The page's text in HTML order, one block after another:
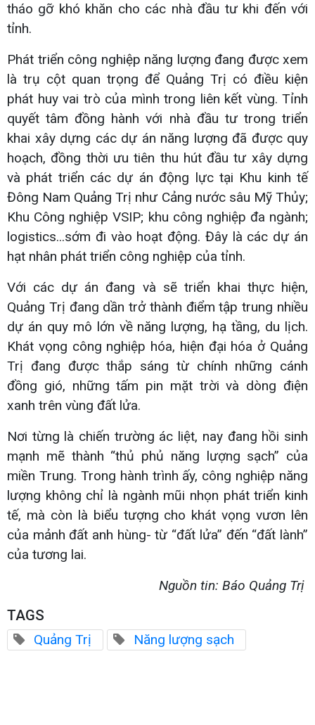
tháo gỡ khó khăn cho các nhà đầu tư khi đến với
tỉnh.
Phát triển công nghiệp năng lượng đang được xem
là trụ cột quan trọng để Quảng Trị có điều kiện
phát huy vai trò của mình trong liên kết vùng. Tỉnh
quyết tâm đồng hành với nhà đầu tư trong triển
khai xây dựng các dự án năng lượng đã được quy
hoạch, đồng thời ưu tiên thu hút đầu tư xây dựng
và phát triển các dự án động lực tại Khu kinh tế
Đông Nam Quảng Trị như Cảng nước sâu Mỹ Thủy;
Khu Công nghiệp VSIP; khu công nghiệp đa ngành;
logistics...sớm đi vào hoạt động. Đây là các dự án
hạt nhân phát triển công nghiệp của tỉnh.
Với các dự án đang và sẽ triển khai thực hiện,
Quảng Trị đang dần trở thành điểm tập trung nhiều
dự án quy mô lớn về năng lượng, hạ tầng, du lịch.
Khát vọng công nghiệp hóa, hiện đại hóa ở Quảng
Trị đang được thắp sáng từ chính những cánh
đồng gió, những tấm pin mặt trời và dòng điện
xanh trên vùng đất lửa.
Nơi từng là chiến trường ác liệt, nay đang hồi sinh
mạnh mẽ thành “thủ phủ năng lượng sạch” của
miền Trung. Trong hành trình ấy, công nghiệp năng
lượng không chỉ là ngành mũi nhọn phát triển kinh
tế, mà còn là biểu tượng cho khát vọng vươn lên
của mảnh đất anh hùng- từ “đất lửa” đến “đất lành”
của tương lai.
Nguồn tin: Báo Quảng Trị
TAGS
Quảng Trị Năng lượng sạch